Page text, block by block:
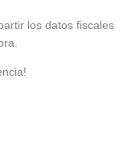
los datos fiscales